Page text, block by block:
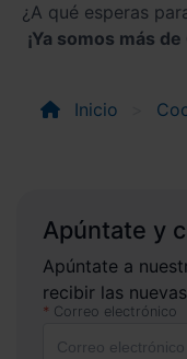
¿A qué esperas
¡Ya somos más
Inicio
Apúntate y
Apúntate a
recibir las
Correo electrónico